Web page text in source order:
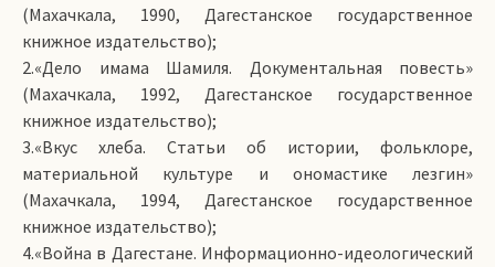
(Махачкала, 1990, Дагестанское государственное
книжное издательство);
2.«Дело имама Шамиля. Документальная повесть»
(Махачкала, 1992, Дагестанское государственное
книжное издательство);
3.«Вкус хлеба. Статьи об истории, фольклоре,
материальной культуре и ономастике лезгин»
(Махачкала, 1994, Дагестанское государственное
книжное издательство);
4.«Война в Дагестане. Информационно-идеологический